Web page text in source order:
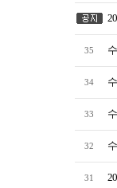
35
34
33
32
31